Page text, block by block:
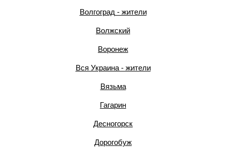
Волгоград - жители
Волжский
Воронеж
Вся Украина - жители
Вязьма
Гагарин
Десногорск
Дорогобуж